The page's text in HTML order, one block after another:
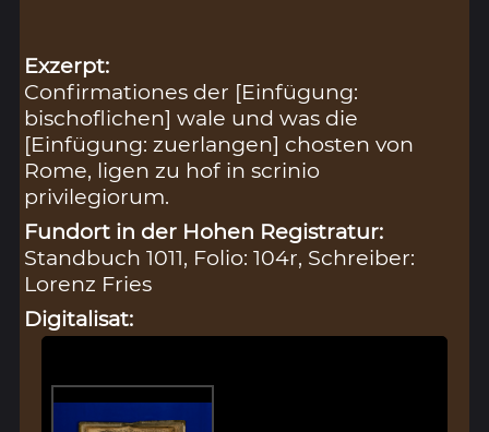
Exzerpt:
Confirmationes der [Einfügung:
bischoflichen] wale und was die
[Einfügung: zuerlangen] chosten von
Rome, ligen zu hof in scrinio
privilegiorum.
Fundort in der Hohen Registratur:
Standbuch 1011, Folio: 104r, Schreiber:
Lorenz Fries
Digitalisat: